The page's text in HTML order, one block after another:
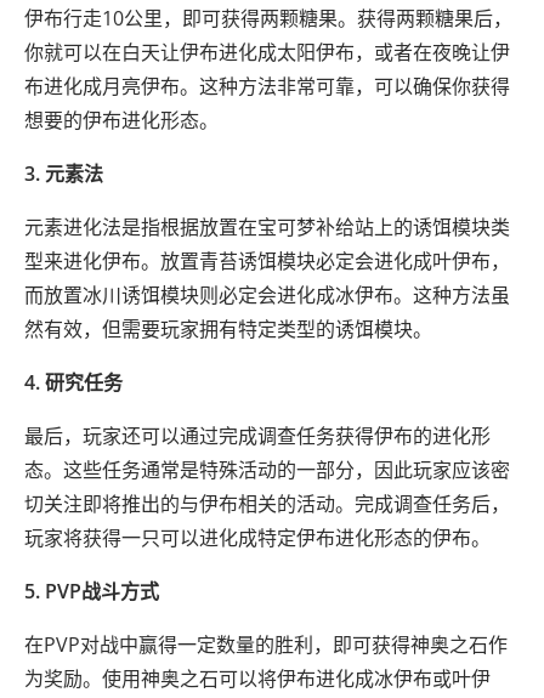
伊布行走10公里，即可获得两颗糖果。获得两颗糖果后，
你就可以在白天让伊布进化成太阳伊布，或者在夜晚让伊
布进化成月亮伊布。这种方法非常可靠，可以确保你获得
想要的伊布进化形态。
3. 元素法
元素进化法是指根据放置在宝可梦补给站上的诱饵模块类
型来进化伊布。放置青苔诱饵模块必定会进化成叶伊布，
而放置冰川诱饵模块则必定会进化成冰伊布。这种方法虽
然有效，但需要玩家拥有特定类型的诱饵模块。
4. 研究任务
最后，玩家还可以通过完成调查任务获得伊布的进化形
态。这些任务通常是特殊活动的一部分，因此玩家应该密
切关注即将推出的与伊布相关的活动。完成调查任务后，
玩家将获得一只可以进化成特定伊布进化形态的伊布。
5. PVP战斗方式
在PVP对战中赢得一定数量的胜利，即可获得神奥之石作
为奖励。使用神奥之石可以将伊布进化成冰伊布或叶伊